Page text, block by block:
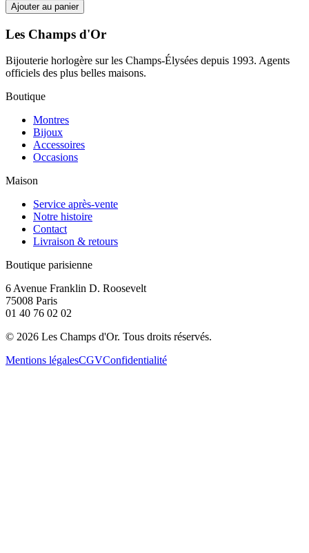
Ajouter au panier
Les Champs d'Or
Bijouterie horlogère sur les Champs-Élysées depuis 1993. Agents
officiels des plus belles maisons.
Boutique
Montres
Bijoux
Accessoires
Occasions
Maison
Service après-vente
Notre histoire
Contact
Livraison & retours
Boutique parisienne
6 Avenue Franklin D. Roosevelt
75008 Paris
01 40 76 02 02
© 2026 Les Champs d'Or. Tous droits réservés.
Mentions légalesCGVConfidentialité